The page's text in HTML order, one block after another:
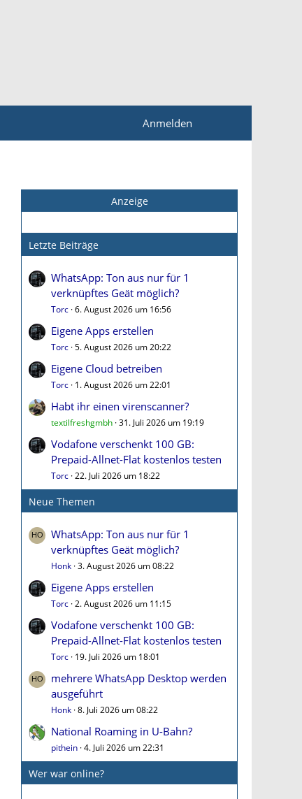
Anmelden
Anzeige
Letzte Beiträge
WhatsApp: Ton aus nur für 1
verknüpftes Geät möglich?
Torc 6. August 2026 um 16:56
Eigene Apps erstellen
Torc 5. August 2026 um 20:22
Eigene Cloud betreiben
Torc 1. August 2026 um 22:01
Habt ihr einen virenscanner?
textilfreshgmbh 31. Juli 2026 um 19:19
Vodafone verschenkt 100 GB:
Prepaid-Allnet-Flat kostenlos testen
Torc 22. Juli 2026 um 18:22
Neue Themen
WhatsApp: Ton aus nur für 1
verknüpftes Geät möglich?
Honk 3. August 2026 um 08:22
Eigene Apps erstellen
Torc 2. August 2026 um 11:15
Vodafone verschenkt 100 GB:
Prepaid-Allnet-Flat kostenlos testen
Torc 19. Juli 2026 um 18:01
mehrere WhatsApp Desktop werden
ausgeführt
Honk 8. Juli 2026 um 08:22
National Roaming in U-Bahn?
pithein 4. Juli 2026 um 22:31
Wer war online?